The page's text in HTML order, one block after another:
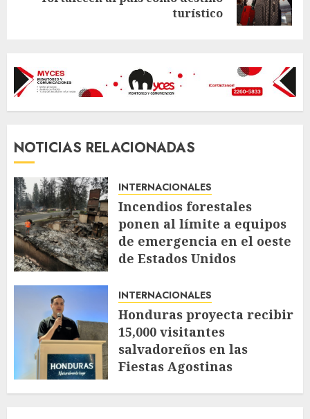
turístico
NOTICIAS RELACIONADAS
INTERNACIONALES
Incendios forestales
ponen al límite a equipos
de emergencia en el oeste
de Estados Unidos
INTERNACIONALES
Honduras proyecta recibir
15,000 visitantes
salvadoreños en las
Fiestas Agostinas